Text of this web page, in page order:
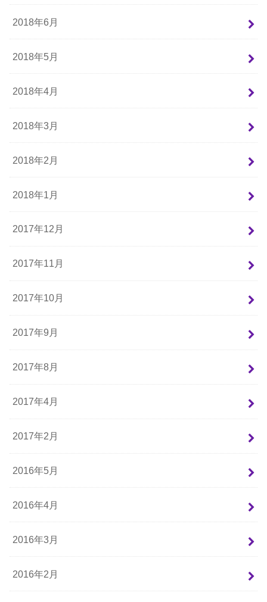
2018年6月
2018年5月
2018年4月
2018年3月
2018年2月
2018年1月
2017年12月
2017年11月
2017年10月
2017年9月
2017年8月
2017年4月
2017年2月
2016年5月
2016年4月
2016年3月
2016年2月